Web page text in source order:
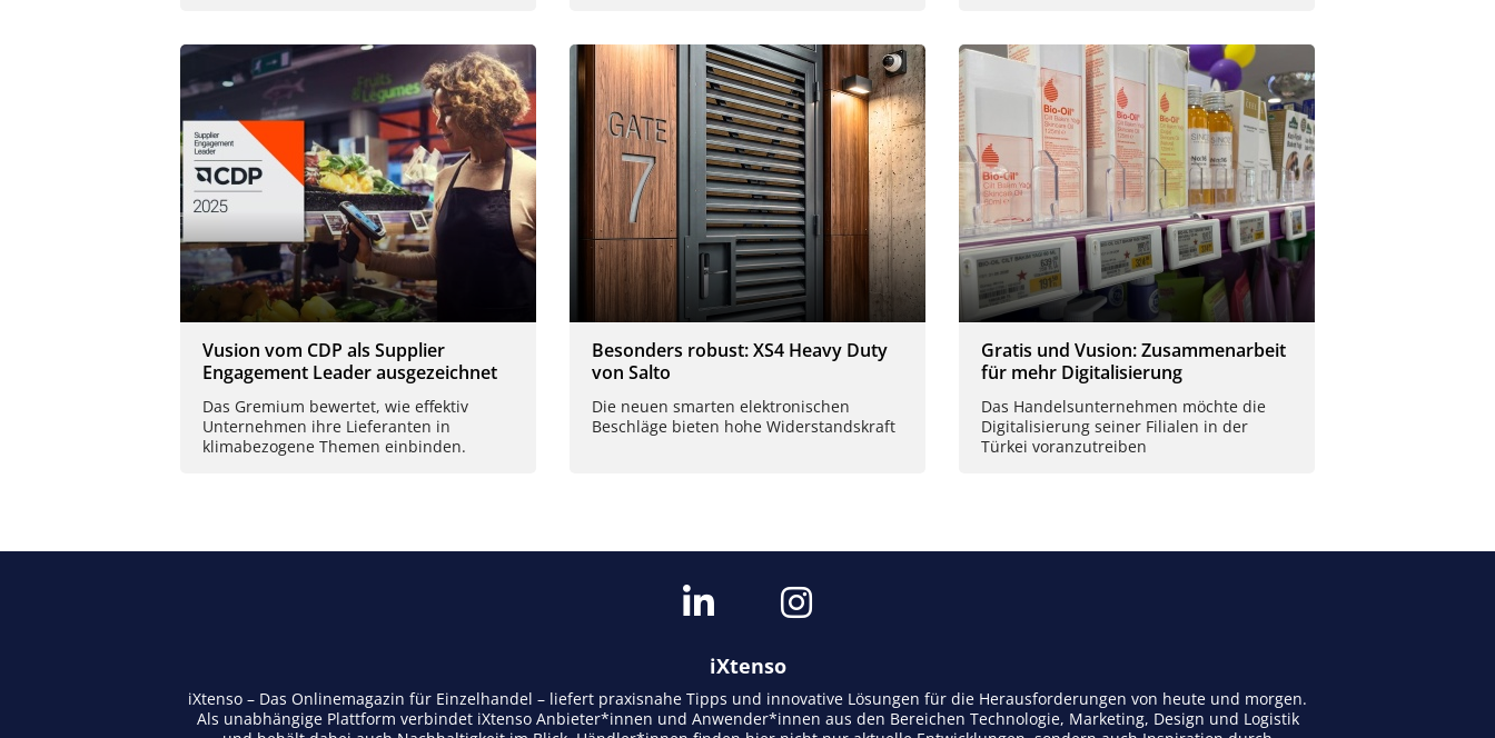
Vusion vom CDP als Supplier
Engagement Leader ausgezeichnet
Das Gremium bewertet, wie effektiv
Unternehmen ihre Lieferanten in
klimabezogene Themen einbinden.
Besonders robust: XS4 Heavy Duty
von Salto
Die neuen smarten elektronischen
Beschläge bieten hohe Widerstandskraft
Gratis und Vusion: Zusammenarbeit
für mehr Digitalisierung
Das Handelsunternehmen möchte die
Digitalisierung seiner Filialen in der
Türkei voranzutreiben
iXtenso
iXtenso – Das Onlinemagazin für Einzelhandel – liefert praxisnahe Tipps und innovative Lösungen für die Herausforderungen von heute und morgen.
Als unabhängige Plattform verbindet iXtenso Anbieter*innen und Anwender*innen aus den Bereichen Technologie, Marketing, Design und Logistik